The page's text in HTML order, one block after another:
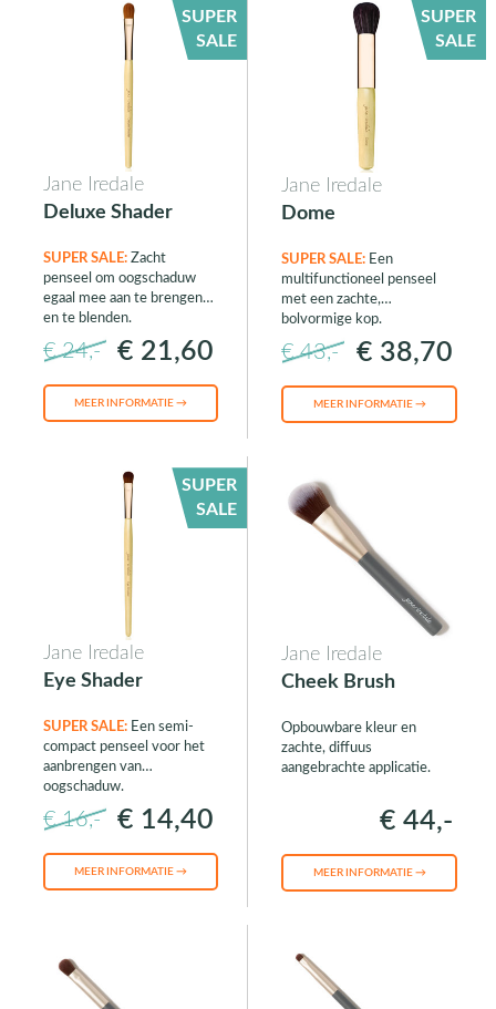
SUPER
SALE
Jane Iredale
Deluxe Shader
SUPER SALE: Zacht
penseel om oogschaduw
egaal mee aan te brengen
en te blenden.
€ 24,- € 21,60
MEER INFORMATIE →
SUPER
SALE
Jane Iredale
Dome
SUPER SALE: Een
multifunctioneel penseel
met een zachte,
bolvormige kop.
€ 43,- € 38,70
MEER INFORMATIE →
SUPER
SALE
Jane Iredale
Eye Shader
SUPER SALE: Een semi-
compact penseel voor het
aanbrengen van
oogschaduw.
€ 16,- € 14,40
MEER INFORMATIE →
Jane Iredale
Cheek Brush
Opbouwbare kleur en
zachte, diffuus
aangebrachte applicatie.
€ 44,-
MEER INFORMATIE →